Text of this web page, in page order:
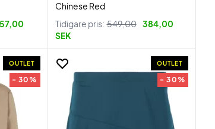
Chinese Red
Tidigare pris: 549,00 384,00
SEK
OUTLET
- 30%
OUTLET
- 30%